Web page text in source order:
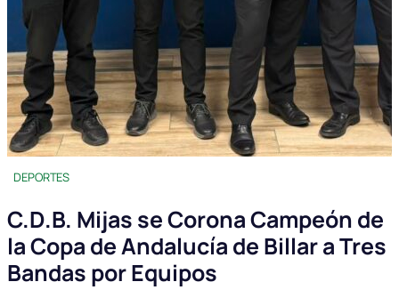
DEPORTES
C.D.B. Mijas se Corona Campeón de
la Copa de Andalucía de Billar a Tres
Bandas por Equipos